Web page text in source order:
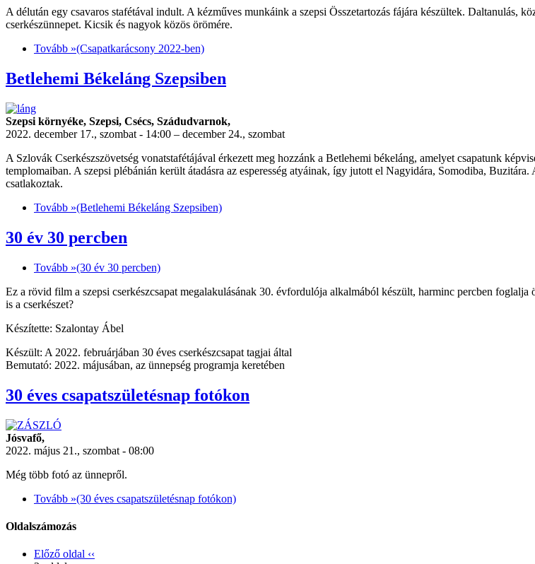
A délután egy csavaros stafétával indult. A kézműves munkáink a szepsi Összetartozás fájára készültek. Daltanulás,
cserkészünnepet. Kicsik és nagyok közös örömére.
Tovább »(Csapatkarácsony 2022-ben)
Betlehemi Békeláng Szepsiben
Szepsi környéke, Szepsi, Csécs, Szádudvarnok,
2022. december 17., szombat - 14:00 – december 24., szombat
A Szlovák Cserkészszövetség vonatstafétájával érkezett meg hozzánk a Betlehemi békeláng, amelyet csapatunk
templomaiban. A szepsi plébánián került átadásra az esperesség atyáinak, így jutott el Nagyidára, Somodiba,
csatlakoztak.
Tovább »(Betlehemi Békeláng Szepsiben)
30 év 30 percben
Tovább »(30 év 30 percben)
Ez a rövid film a szepsi cserkészcsapat megalakulásának 30. évfordulója alkalmából készült, harminc percben
is a cserkészet?
Készítette: Szalontay Ábel
Készült: A 2022. februárjában 30 éves cserkészcsapat tagjai által
Bemutató: 2022. májusában, az ünnepség programja keretében
30 éves csapatszületésnap fotókon
Jósvafő,
2022. május 21., szombat - 08:00
Még több fotó az ünnepről.
Tovább »(30 éves csapatszületésnap fotókon)
Oldalszámozás
Előző oldal ‹‹